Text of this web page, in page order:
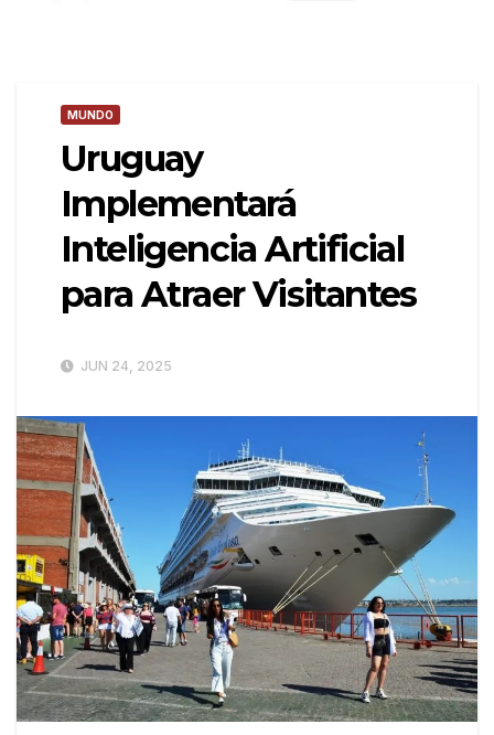
MUNDO
Uruguay
Implementará
Inteligencia Artificial
para Atraer Visitantes
JUN 24, 2025